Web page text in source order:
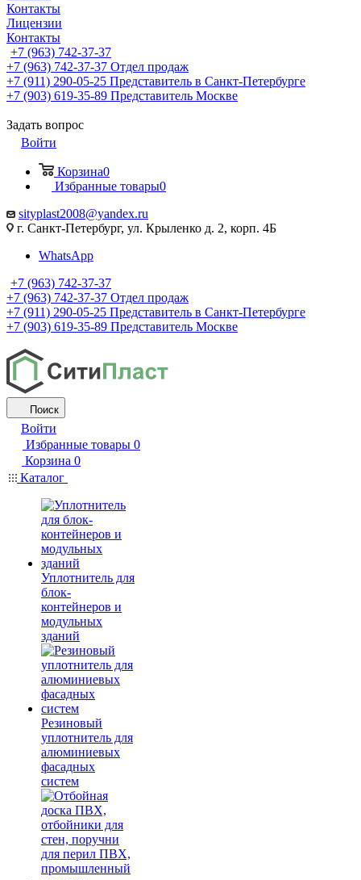
Контакты
Лицензии
Контакты
+7 (963) 742-37-37
+7 (963) 742-37-37 Отдел продаж
+7 (911) 290-05-25 Представитель в Санкт-Петербурге
+7 (903) 619-35-89 Представитель Москве
Задать вопрос
Войти
Корзина0
Избранные товары0
sityplast2008@yandex.ru
г. Санкт-Петербург, ул. Крыленко д. 2, корп. 4Б
WhatsApp
+7 (963) 742-37-37
+7 (963) 742-37-37 Отдел продаж
+7 (911) 290-05-25 Представитель в Санкт-Петербурге
+7 (903) 619-35-89 Представитель Москве
Поиск
Войти
Избранные товары 0
Корзина 0
Каталог
Уплотнитель для
блок-
контейнеров и
модульных
зданий
Резиновый
уплотнитель для
алюминиевых
фасадных
систем